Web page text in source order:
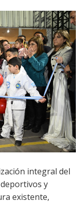
integral del
y
existente,